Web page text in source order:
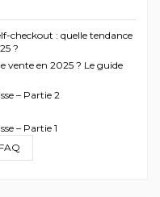
checkout : quelle tendance
?
vente en 2025 ? Le guide
– Partie 2
– Partie 1